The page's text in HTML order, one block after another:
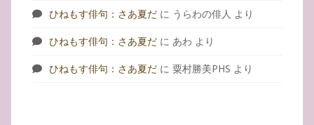
ひねもす俳句：さあ夏だ に うらわの俳人 より
ひねもす俳句：さあ夏だ に あわ より
ひねもす俳句：さあ夏だ に 粟村勝美PHS より